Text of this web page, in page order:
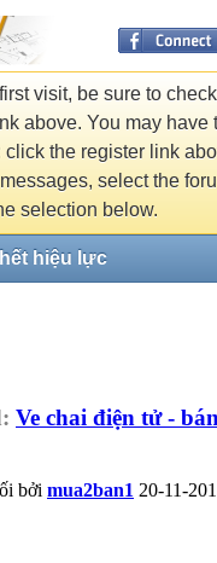
visit, be sure to
above. You may have
click the register link
select the
selection below.
hiệu lực
Ve chai điện tử -
bởi mua2ban1 20-11-